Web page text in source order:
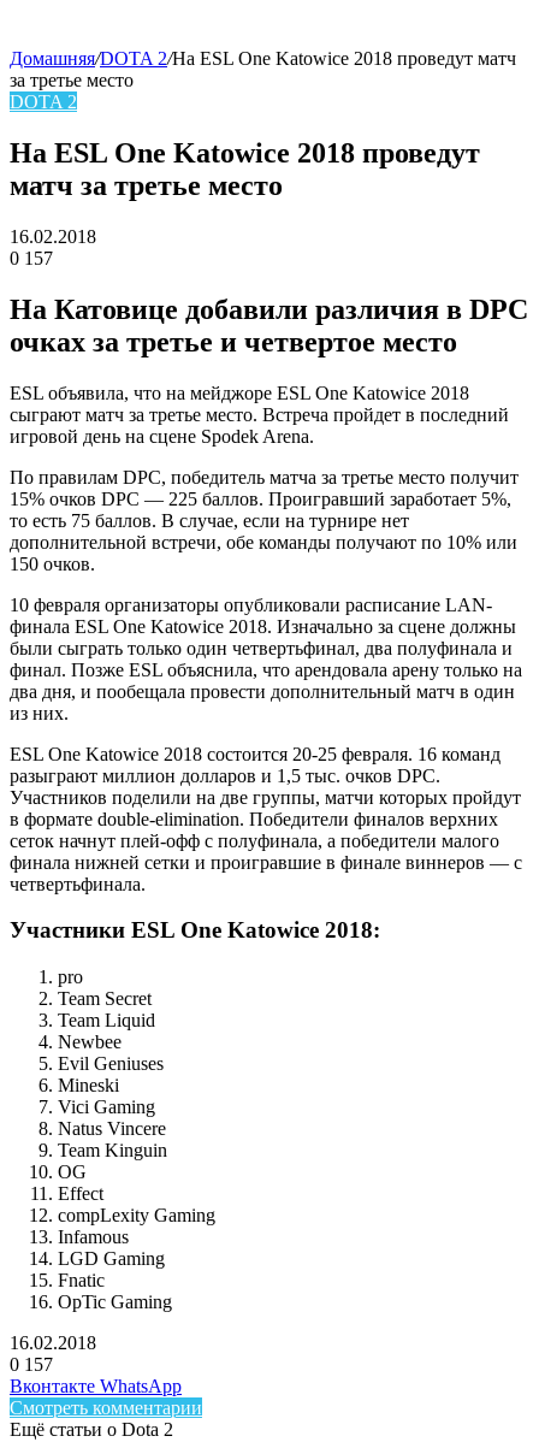
skin
Домашняя/DOTA 2/На ESL One Katowice 2018 проведут матч
за третье место
DOTA 2
На ESL One Katowice 2018 проведут
матч за третье место
16.02.2018
0 157
На Катовице добавили различия в DPC
очках за третье и четвертое место
ESL объявила, что на мейджоре ESL One Katowice 2018
сыграют матч за третье место. Встреча пройдет в последний
игровой день на сцене Spodek Arena.
По правилам DPC, победитель матча за третье место получит
15% очков DPC — 225 баллов. Проигравший заработает 5%,
то есть 75 баллов. В случае, если на турнире нет
дополнительной встречи, обе команды получают по 10% или
150 очков.
10 февраля организаторы опубликовали расписание LAN-
финала ESL One Katowice 2018. Изначально за сцене должны
были сыграть только один четвертьфинал, два полуфинала и
финал. Позже ESL объяснила, что арендовала арену только на
два дня, и пообещала провести дополнительный матч в один
из них.
ESL One Katowice 2018 состоится 20-25 февраля. 16 команд
разыграют миллион долларов и 1,5 тыс. очков DPC.
Участников поделили на две группы, матчи которых пройдут
в формате double-elimination. Победители финалов верхних
сеток начнут плей-офф с полуфинала, а победители малого
финала нижней сетки и проигравшие в финале виннеров — с
четвертьфинала.
Участники ESL One Katowice 2018:
pro
Team Secret
Team Liquid
Newbee
Evil Geniuses
Mineski
Vici Gaming
Natus Vincere
Team Kinguin
OG
Effect
compLexity Gaming
Infamous
LGD Gaming
Fnatic
OpTic Gaming
16.02.2018
0 157
Facebook
Twitter
LinkedIn
Вконтакте WhatsAppTelegram
Смотреть комментарии
Ещё статьи о Dota 2